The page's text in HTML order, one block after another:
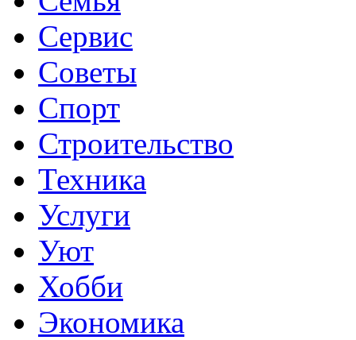
Сервис
Советы
Спорт
Строительство
Техника
Услуги
Уют
Хобби
Экономика